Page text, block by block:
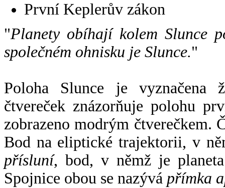
První Keplerův zákon
"Planety obíhají kolem Slunce
společném ohnisku je Slunce."
Poloha Slunce je vyznačena
čtvereček znázorňuje polohu
zobrazeno modrým čtverečkem.
Bod na eliptické trajektorii, v
přísluní, bod, v němž je
Spojnice obou se nazývá přímka